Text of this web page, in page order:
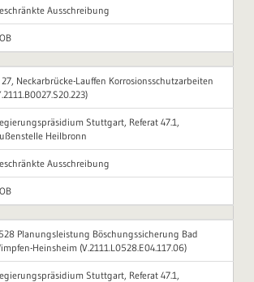
Ausschreibung
27, Neckarbrücke-Lauffen Korrosionsschutzarbeiten
Stuttgart, Referat 47.1,
Heilbronn
Ausschreibung
Planungsleistung Böschungssicherung Bad
Heinsheim (V.2111.L0528.E04.117.06)
Stuttgart, Referat 47.1,